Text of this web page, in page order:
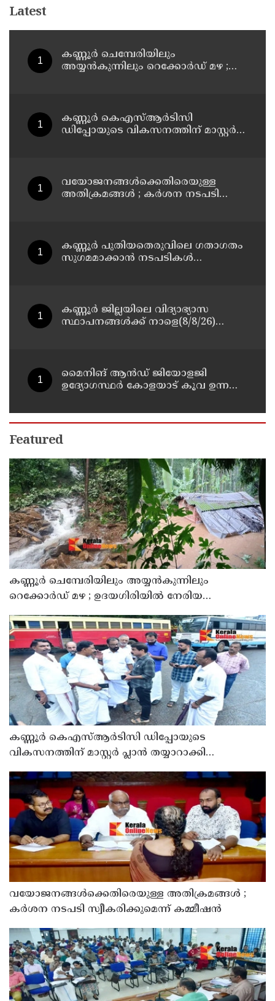
Latest
കണ്ണൂർ ചെമ്പേരിയിലും
അയ്യൻകുന്നിലും റെക്കോർഡ് മഴ ;
കണ്ണൂർ കെഎസ്ആർടിസി
ഡിപ്പോയുടെ വികസനത്തിന് മാസ്റ്റർ
വയോജനങ്ങൾക്കെതിരെയുള്ള
അതിക്രമങ്ങൾ ; കർശന നടപടി
കണ്ണൂർ പുതിയതെരുവിലെ ഗതാഗതം
സുഗമമാക്കാന്‍ നടപടികള്‍
കണ്ണൂർ ജില്ലയിലെ വിദ്യാഭ്യാസ
സ്ഥാപനങ്ങള്‍ക്ക് നാളെ(8/8/26)
മൈനിങ് ആൻഡ്​ ജിയോളജി
ഉദ്യോഗസ്ഥർ കോളയാട് കൂവ ഉന്നതി
Featured
കണ്ണൂർ ചെമ്പേരിയിലും അയ്യൻകുന്നിലും
റെക്കോർഡ് മഴ ; ഉദയഗിരിയിൽ നേരിയ
കണ്ണൂർ കെഎസ്ആർടിസി ഡിപ്പോയുടെ
വികസനത്തിന് മാസ്റ്റർ പ്ലാൻ തയ്യാറാക്കി
വയോജനങ്ങൾക്കെതിരെയുള്ള അതിക്രമങ്ങൾ ;
കർശന നടപടി സ്വീകരിക്കുമെന്ന് കമ്മീഷൻ